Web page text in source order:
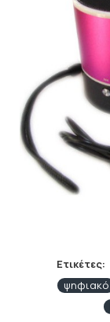
Ετικέτες:
ψηφιακό